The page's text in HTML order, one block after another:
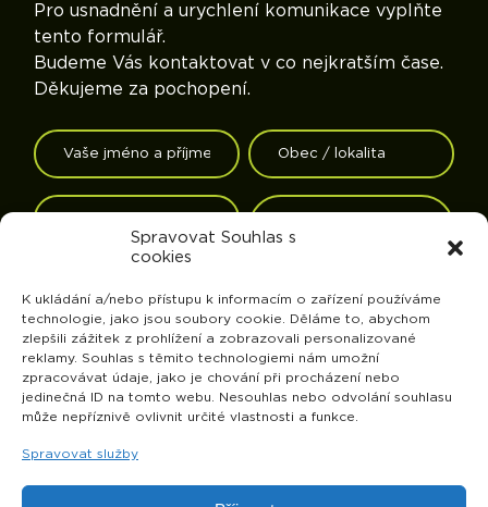
Spravovat Souhlas s
cookies
K ukládání a/nebo přístupu k informacím o zařízení používáme
technologie, jako jsou soubory cookie. Děláme to, abychom
zlepšili zážitek z prohlížení a zobrazovali personalizované
reklamy. Souhlas s těmito technologiemi nám umožní
zpracovávat údaje, jako je chování při procházení nebo
jedinečná ID na tomto webu. Nesouhlas nebo odvolání souhlasu
může nepříznivě ovlivnit určité vlastnosti a funkce.
Spravovat služby
Pro usnadnění a urychlení komunikace vyplňte
tento formulář.
Budeme Vás kontaktovat v co nejkratším čase.
Děkujeme za pochopení.